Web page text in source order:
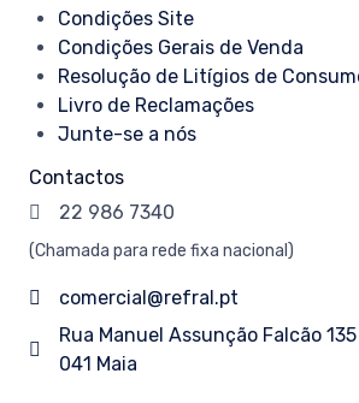
Condições Site
Condições Gerais de Venda
Resolução de Litígios de
Livro de Reclamações
Junte-se a nós
Contactos
22 986 7340
(Chamada para rede fixa nacional)
comercial@refral.pt
Rua Manuel Assunção Falcão
041 Maia